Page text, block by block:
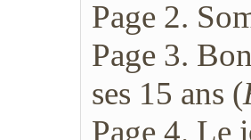
Page 2.
Page 3.
ses 15 ans (
Page 4. Le